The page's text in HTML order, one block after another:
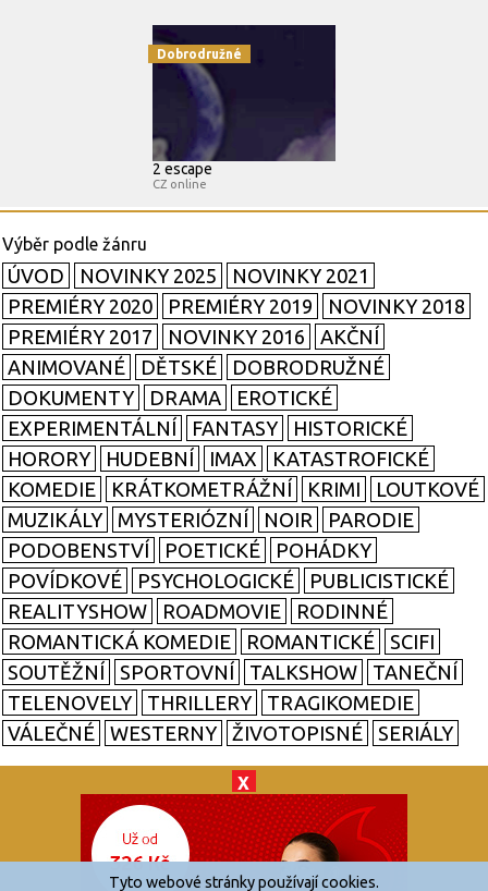
X
Dobrodružné
2 escape
CZ online
ÚVOD NOVINKY 2025
NOVINKY 2021
PREMIÉRY 2020
PREMIÉRY 2019
NOVINKY 2018
PREMIÉRY 2017
NOVINKY 2016
AKČNÍ
ANIMOVANÉ
DĚTSKÉ
DOBRODRUŽNÉ
DOKUMENTY
DRAMA
EROTICKÉ
EXPERIMENTÁLNÍ
FANTASY
HISTORICKÉ
HORORY
HUDEBNÍ IMAX
KATASTROFICKÉ
KOMEDIE
KRÁTKOMETRÁŽNÍ KRIMI
LOUTKOVÉ
MUZIKÁLY
MYSTERIÓZNÍ NOIR
PARODIE
PODOBENSTVÍ
POETICKÉ
POHÁDKY
POVÍDKOVÉ
PSYCHOLOGICKÉ
PUBLICISTICKÉ
REALITYSHOW
ROADMOVIE
RODINNÉ
ROMANTICKÁ KOMEDIE
ROMANTICKÉ
SCIFI
SOUTĚŽNÍ
SPORTOVNÍ TALKSHOW
TANEČNÍ
TELENOVELY
THRILLERY
TRAGIKOMEDIE
VÁLEČNÉ
WESTERNY ŽIVOTOPISNÉ SERIÁLY
© 2026
zkouknoutfilm.cz
Všechna práva vyhrazena.
Tyto webové stránky používají cookies.